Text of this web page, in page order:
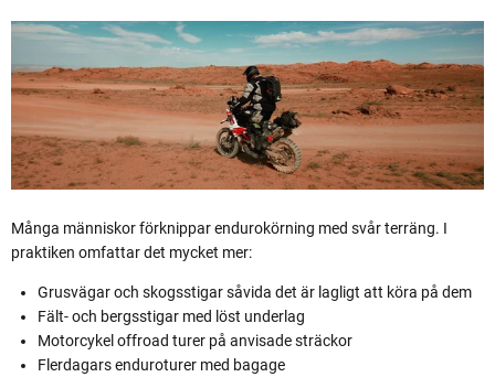
Många människor förknippar endurokörning med svår terräng. I
praktiken omfattar det mycket mer:
Grusvägar och skogsstigar såvida det är lagligt att köra på dem
Fält- och bergsstigar med löst underlag
Motorcykel offroad turer på anvisade sträckor
Flerdagars enduroturer med bagage